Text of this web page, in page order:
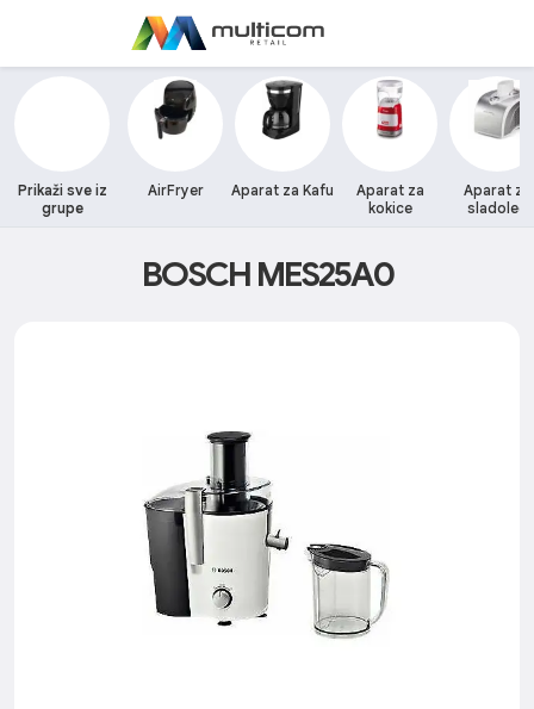
Prikaži sve iz
grupe
AirFryer Aparat za Kafu
Aparat za
kokice
Aparat za
sladoled
BOSCH MES25A0